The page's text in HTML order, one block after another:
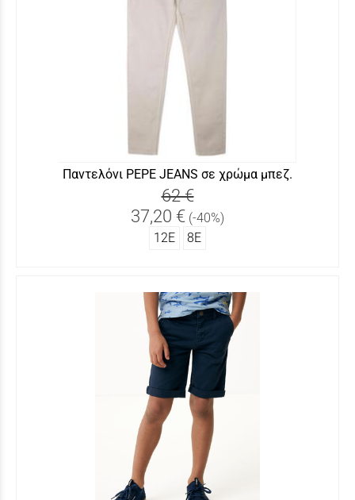
Παντελόνι PEPE JEANS σε χρώμα μπεζ.
62 €
37,20 € (-40%)
12Ε
8Ε